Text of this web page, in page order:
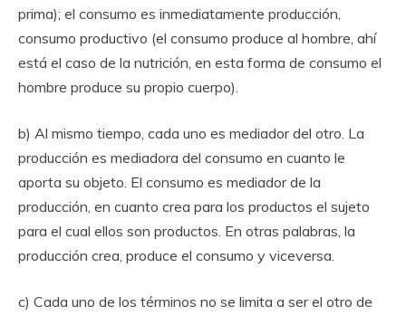
prima); el consumo es inmediatamente producción,
consumo productivo (el consumo produce al hombre, ahí
está el caso de la nutrición, en esta forma de consumo el
hombre produce su propio cuerpo).
b) Al mismo tiempo, cada uno es mediador del otro. La
producción es mediadora del consumo en cuanto le
aporta su objeto. El consumo es mediador de la
producción, en cuanto crea para los productos el sujeto
para el cual ellos son productos. En otras palabras, la
producción crea, produce el consumo y viceversa.
c) Cada uno de los términos no se limita a ser el otro de